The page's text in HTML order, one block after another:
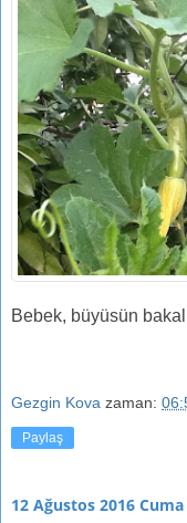
Bebek, büyüsün
Gezgin Kova zaman:
Paylaş
12 Ağustos 2016 Cuma